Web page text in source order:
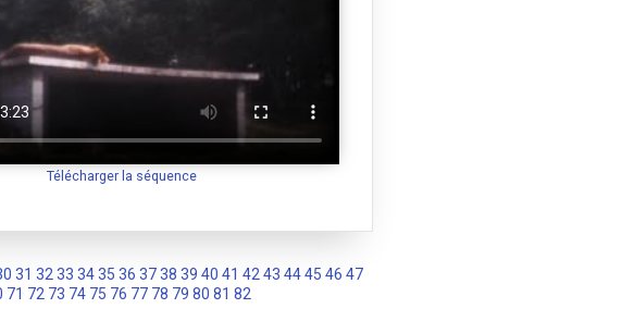
Télécharger la séquence
31 32 33 3435 36 3738 39 40 41 42 43 4445 46 47
71 72 73 74 75 76 77 78 79 80 81 82